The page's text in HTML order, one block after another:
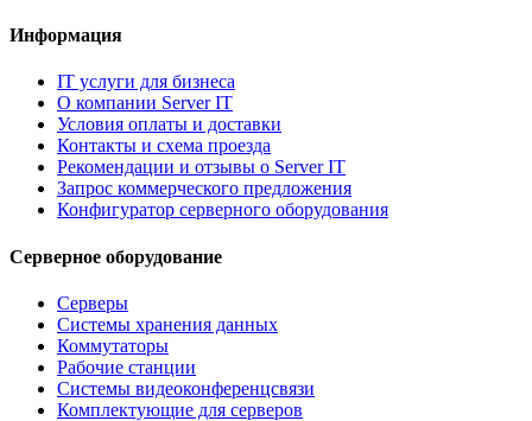
Информация
IT услуги для бизнеса
О компании Server IT
Условия оплаты и доставки
Контакты и схема проезда
Рекомендации и отзывы о Server IT
Запрос коммерческого предложения
Конфигуратор серверного оборудования
Серверное оборудование
Серверы
Системы хранения данных
Коммутаторы
Рабочие станции
Системы видеоконференцсвязи
Комплектующие для серверов